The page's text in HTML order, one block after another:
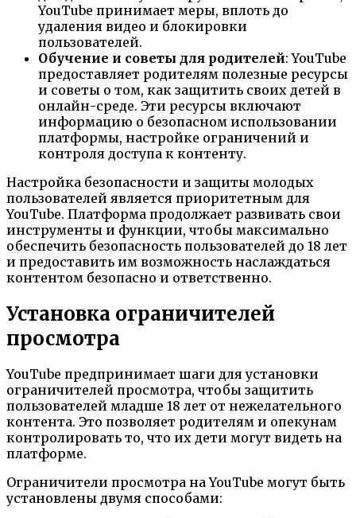
YouTube принимает меры, вплоть до
удаления видео и блокировки
пользователей.
Обучение и советы для родителей: YouTube
предоставляет родителям полезные ресурсы
и советы о том, как защитить своих детей в
онлайн-среде. Эти ресурсы включают
информацию о безопасном использовании
платформы, настройке ограничений и
контроля доступа к контенту.
Настройка безопасности и защиты молодых
пользователей является приоритетным для
YouTube. Платформа продолжает развивать свои
инструменты и функции, чтобы максимально
обеспечить безопасность пользователей до 18 лет
и предоставить им возможность наслаждаться
контентом безопасно и ответственно.
Установка ограничителей
просмотра
YouTube предпринимает шаги для установки
ограничителей просмотра, чтобы защитить
пользователей младше 18 лет от нежелательного
контента. Это позволяет родителям и опекунам
контролировать то, что их дети могут видеть на
платформе.
Ограничители просмотра на YouTube могут быть
установлены двумя способами: